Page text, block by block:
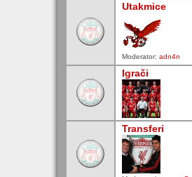
Utakmice
Moderator: adn4n
Igrači
Transferi